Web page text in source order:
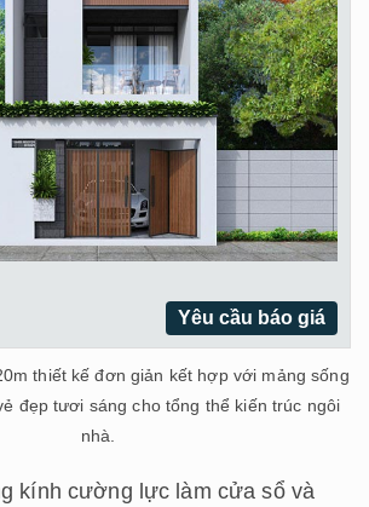
Yêu cầu báo giá
thiết kế đơn giản kết hợp với mảng sống
đẹp tươi sáng cho tổng thể kiến trúc ngôi
nhà.
kính cường lực làm cửa sổ và